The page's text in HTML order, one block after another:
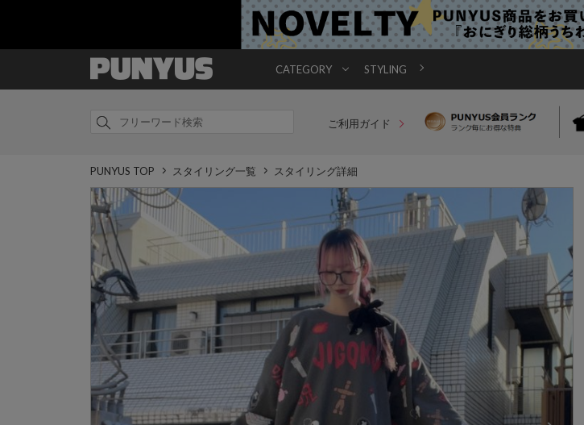
CATEGORY STYLING
ご利用ガイド
PUNYUS TOP スタイリング一覧 スタイリング詳細